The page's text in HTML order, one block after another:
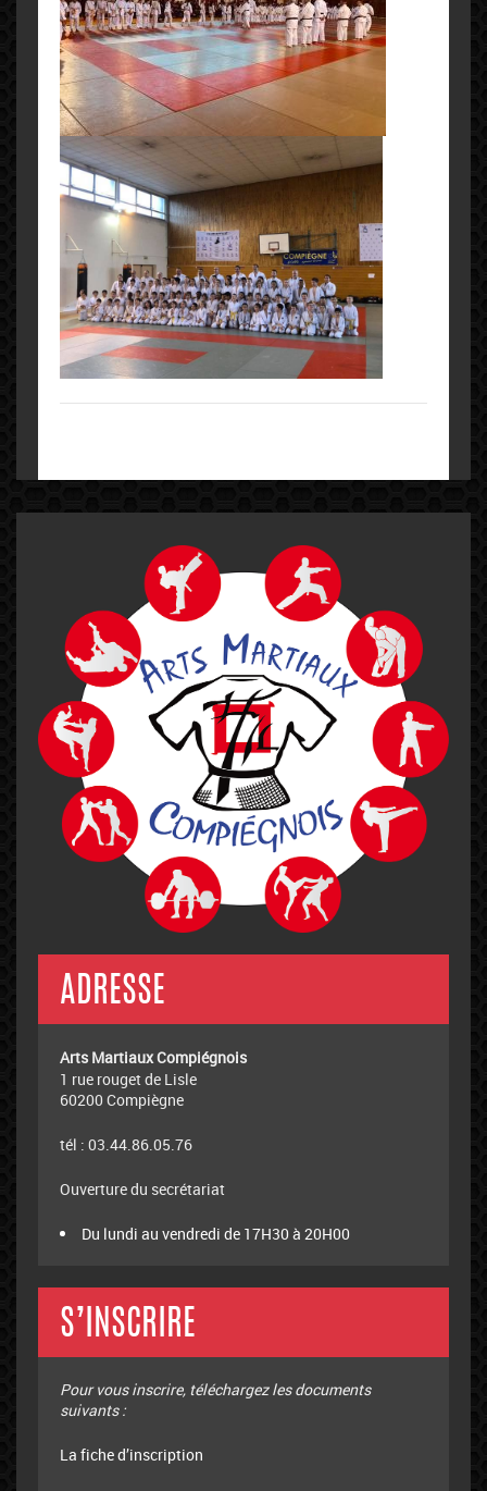
ADRESSE
Arts Martiaux Compiégnois
1 rue rouget de Lisle
60200 Compiègne
tél : 03.44.86.05.76
Ouverture du secrétariat
Du lundi au vendredi de 17H30 à 20H00
S’INSCRIRE
Pour vous inscrire, téléchargez les documents
suivants :
La fiche d’inscription